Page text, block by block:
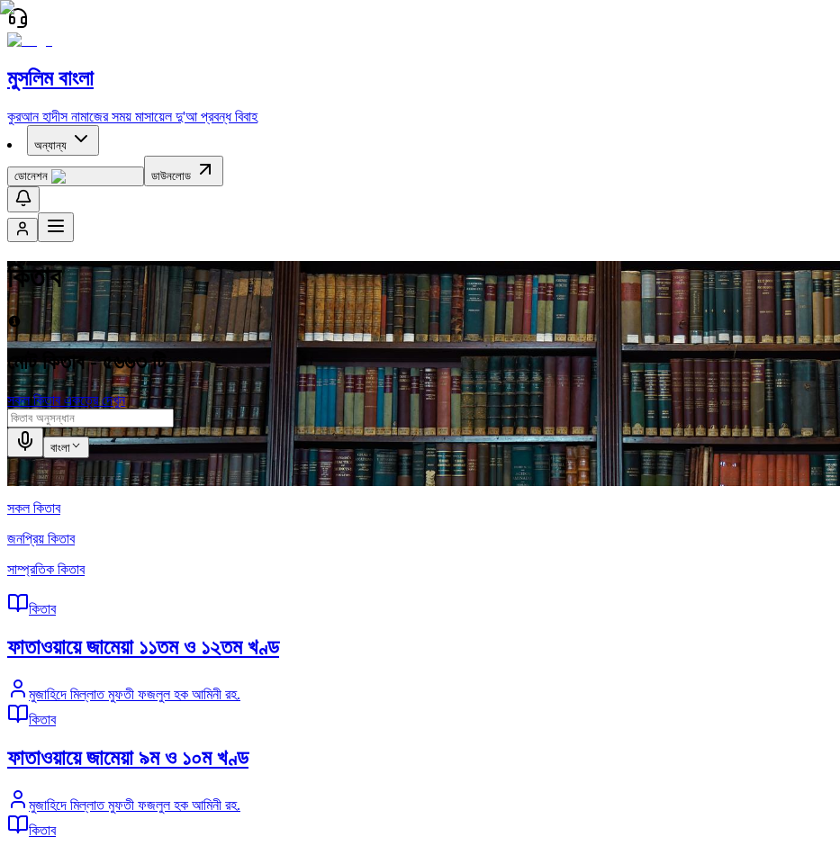
মুসলিম বাংলা
কুরআন হাদীস নামাজের সময় মাসায়েল দু'আ প্রবন্ধ বিবাহ
অন্যান্য
ডোনেশন ডাউনলোড
কিতাব
মোট কিতাব - ৫৬৬৩টি
সকল কিতাব একত্রে দেখুন
বাংলা
সকল কিতাব
জনপ্রিয় কিতাব
সাম্প্রতিক কিতাব
কিতাব
ফাতাওয়ায়ে জামেয়া ১১তম ও ১২তম খণ্ড
মুজাহিদে মিল্লাত মুফতী ফজলুল হক আমিনী রহ.
কিতাব
ফাতাওয়ায়ে জামেয়া ৯ম ও ১০ম খণ্ড
মুজাহিদে মিল্লাত মুফতী ফজলুল হক আমিনী রহ.
কিতাব